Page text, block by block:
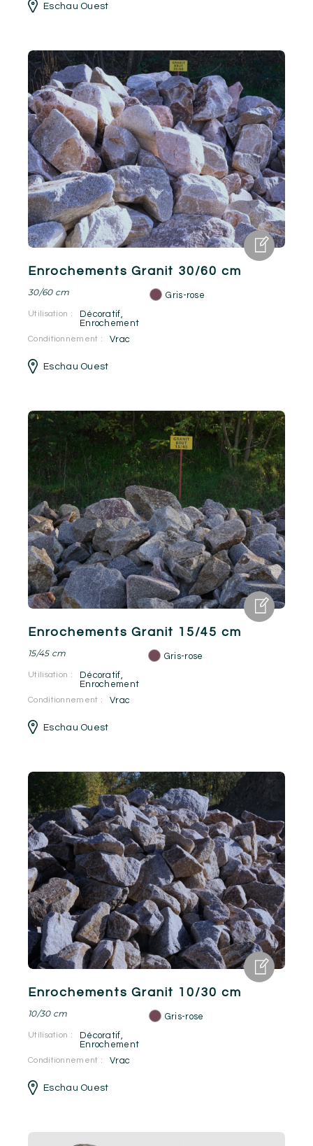
Eschau Ouest
Enrochements Granit 30/60 cm
30/60 cm Gris-rose
Utilisation : Décoratif,
Enrochement
Conditionnement : Vrac
Eschau Ouest
Enrochements Granit 15/45 cm
15/45 cm Gris-rose
Utilisation : Décoratif
Enrochement
Conditionnement : Vrac
Eschau Ouest
Enrochements Granit 10/30 cm
10/30 cm Gris-rose
Utilisation : Décoratif,
Enrochement
Conditionnement : Vrac
Eschau Ouest